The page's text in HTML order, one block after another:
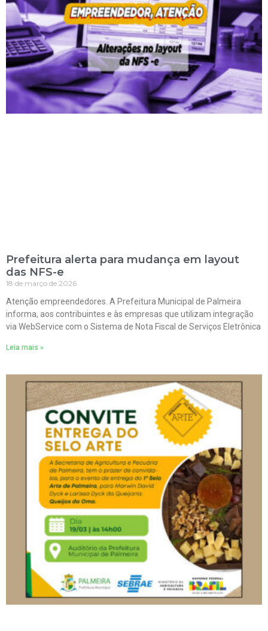
Prefeitura alerta para mudança em layout
das NFS-e
18 de março de 2026
Atenção empreendedores. A Prefeitura Municipal de Palmeira
informa, aos contribuintes e às empresas que utilizam integração
via WebService com o Sistema de Nota Fiscal de Serviços Eletrônica
Leia mais »